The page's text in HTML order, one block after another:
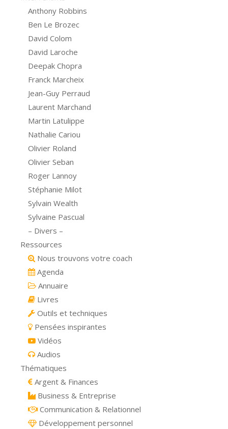
Anthony Robbins
Ben Le Brozec
David Colom
David Laroche
Deepak Chopra
Franck Marcheix
Jean-Guy Perraud
Laurent Marchand
Martin Latulippe
Nathalie Cariou
Olivier Roland
Olivier Seban
Roger Lannoy
Stéphanie Milot
Sylvain Wealth
Sylvaine Pascual
– Divers –
Ressources
Nous trouvons votre coach
Agenda
Annuaire
Livres
Outils et techniques
Pensées inspirantes
Vidéos
Audios
Thématiques
Argent & Finances
Business & Entreprise
Communication & Relationnel
Développement personnel